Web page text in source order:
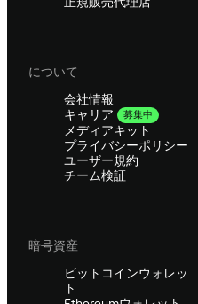
について
会社情報
キャリア
募集中
メディアキット
プライバシーポリシー
ユーザー規約
チーム検証
暗号資産
ビットコインウォレッ
ト